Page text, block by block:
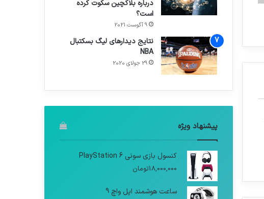
درباره بلاکچین سکوت کرده
است؟
9 آگوست 2021
نتایج دیدار‌های لیگ بسکتبال
NBA
29 جولای 2020
پیشنهاد ویژه
کنسول بازی سونی PlayStation 6
18,000,000تومان
ساعت هوشمند اپل واچ 9